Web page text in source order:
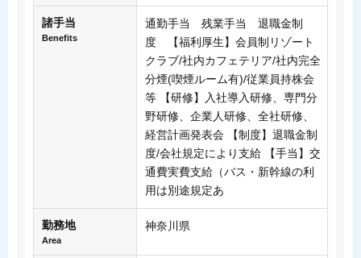
諸手当
Benefits
通勤手当 残業手当 退職金制
度 【福利厚生】会員制リゾート
クラブ/社内カフェテリア/社内完全
分煙(喫煙ルーム有)/従業員持株会
等 【研修】入社導入研修、専門分
野研修、企業人研修、全社研修、
経営計画発表会 【制度】退職金制
度/会社規定により支給 【手当】交
通費実費支給（バス・新幹線の利
用は別途規定あ
勤務地
Area
神奈川県